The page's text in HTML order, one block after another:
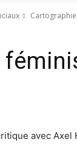
avec Axel